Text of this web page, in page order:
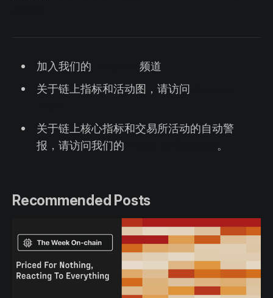
加入我们的
频道
关于链上指标和活动图，请访问
关于链上核心指标和交易所活动的自动警
报，请访问我们的
。
Recommended Posts